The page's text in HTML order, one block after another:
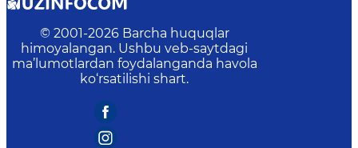
© 2001-2026 Barcha huquqlar
himoyalangan. Ushbu veb-saytdagi
ma’lumotlardan foydalanganda havola
ko‘rsatilishi shart.